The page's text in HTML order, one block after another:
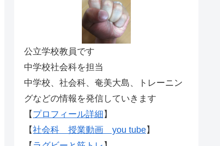
公立学校教員です
中学校社会科を担当
中学校、社会科、奄美大島、トレーニン
グなどの情報を発信していきます
【 プロフィール詳細 】
【社会科 授業動画 you tube】